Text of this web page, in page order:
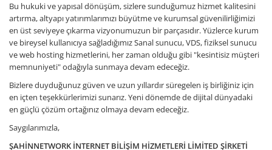
Bu hukuki ve yapısal dönüşüm, sizlere sunduğumuz hizmet kalitesini
artırma, altyapı yatırımlarımızı büyütme ve kurumsal güvenilirliğimizi
en üst seviyeye çıkarma vizyonumuzun bir parçasıdır. Yüzlerce kurum
ve bireysel kullanıcıya sağladığımız Sanal sunucu, VDS, fiziksel sunucu
ve web hosting hizmetlerini, her zaman olduğu gibi "kesintisiz müşteri
memnuniyeti" odağıyla sunmaya devam edeceğiz.
Bizlere duyduğunuz güven ve uzun yıllardır süregelen iş birliğiniz için
en içten teşekkürlerimizi sunarız. Yeni dönemde de dijital dünyadaki
en güçlü çözüm ortağınız olmaya devam edeceğiz.
Saygılarımızla,
ŞAHİNNETWORK İNTERNET BİLİŞİM HİZMETLERİ LİMİTED ŞİRKETİ